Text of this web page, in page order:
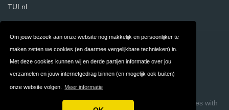
Om jouw bezoek aan onze website nog makkelijk en persoonlijker te
maken zetten we cookies (en daarmee vergelijkbare technieken) in.
Met deze cookies kunnen wij en derde partijen informatie over jou
verzamelen en jouw internetgedrag binnen (en mogelijk ook buiten)
onze website volgen. Meer informatie
TUI.nl
Contact Privacy
Algemene FAQ
Copyright © 2026 ReisbureauVergelijker Build review sites with